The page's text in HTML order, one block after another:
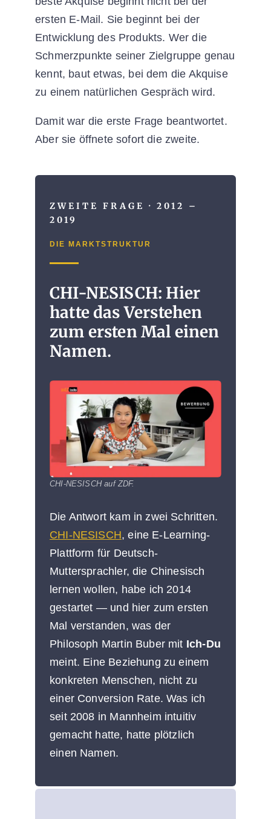
ersten E-Mail. Sie beginnt bei der
Entwicklung des Produkts. Wer die
Schmerzpunkte seiner Zielgruppe genau
kennt, baut etwas, bei dem die Akquise
zu einem natürlichen Gespräch wird.
Damit war die erste Frage beantwortet.
Aber sie öffnete sofort die zweite.
ZWEITE FRAGE · 2012 –
2019
DIE MARKTSTRUKTUR
CHI-NESISCH: Hier
hatte das Verstehen
zum ersten Mal einen
Namen.
CHI-NESISCH auf ZDF.
Die Antwort kam in zwei Schritten.
CHI-NESISCH, eine E-Learning-
Plattform für Deutsch-
Muttersprachler, die Chinesisch
lernen wollen, habe ich 2014
gestartet — und hier zum ersten
Mal verstanden, was der
Philosoph Martin Buber mit Ich-Du
meint. Eine Beziehung zu einem
konkreten Menschen, nicht zu
einer Conversion Rate. Was ich
seit 2008 in Mannheim intuitiv
gemacht hatte, hatte plötzlich
einen Namen.